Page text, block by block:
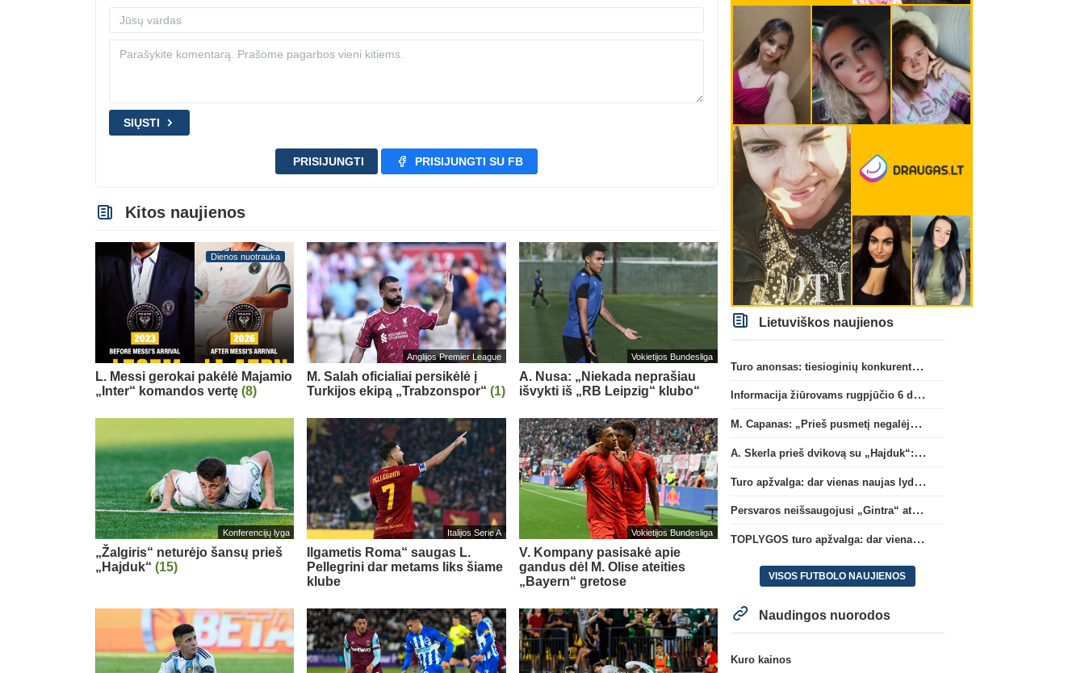
SIŲSTI
PRISIJUNGTI PRISIJUNGTI SU FB
Kitos naujienos
Dienos nuotrauka
L. Messi gerokai pakėlė Majamio
„Inter“ komandos vertę (8)
Anglijos Premier League
M. Salah oficialiai persikėlė į
Turkijos ekipą „Trabzonspor“(1)
Vokietijos Bundesliga
A. Nusa: „Niekada neprašiau
išvykti iš „RB Leipzig“ klubo“
Konferencijų lyga
„Žalgiris“ neturėjo šansų prieš
„Hajduk“ (15)
Italijos Serie A
Ilgametis Roma“ saugas L.
Pellegrini dar metams liks šiame
klube
Vokietijos Bundesliga
V. Kompany pasisakė apie
gandus dėl M. Olise ateities
„Bayern“ gretose
Lietuviškos naujienos
Turo anonsas: tiesioginių konkurentų dvikova Gargžduose
Informacija žiūrovams rugpjūčio 6 d. UEFA rungtynėms
M. Capanas: „Prieš pusmetį negalėjau net įsivaizduoti, kad žaisime prieš „Hajduk“
A. Skerla prieš dvikovą su „Hajduk“: „Tai kito kalibro komanda“
Turo apžvalga: dar vienas naujas lyderis
Persvaros neišsaugojusi „Gintra“ atrankos pusfinalyje nusileido Škotijos čempionėms
TOPLYGOS turo apžvalga: dar vienas naujas lyderis
VISOS FUTBOLO NAUJIENOS
Naudingos nuorodos
Kuro kainos